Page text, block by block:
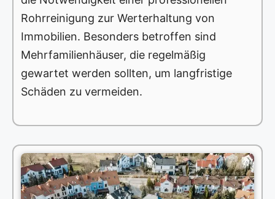
Rohrreinigung zur Werterhaltung von
Immobilien. Besonders betroffen sind
Mehrfamilienhäuser, die regelmäßig
gewartet werden sollten, um langfristige
Schäden zu vermeiden.